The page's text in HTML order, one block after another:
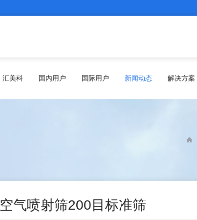
汇美科 国内用户 国际用户 新闻动态 解决方案
空气喷射筛200目标准筛